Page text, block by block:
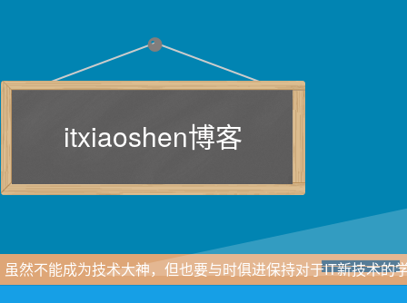
itxiaoshen博客
虽然不能成为技术大神，但也要与时俱进保持对于IT新技术的